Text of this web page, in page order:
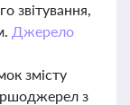
звітування,
Джерело
змісту
з